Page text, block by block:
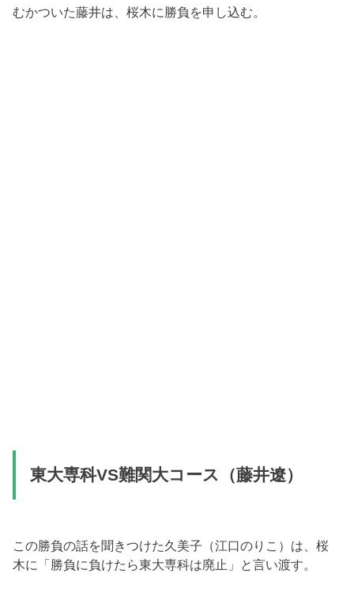
むかついた藤井は、桜木に勝負を申し込む。
東大専科VS難関大コース（藤井遼）
この勝負の話を聞きつけた久美子（江口のりこ）は、桜
木に「勝負に負けたら東大専科は廃止」と言い渡す。